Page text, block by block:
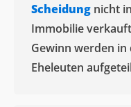
Scheidung nicht
Immobilie
Gewinn werden in
Eheleuten